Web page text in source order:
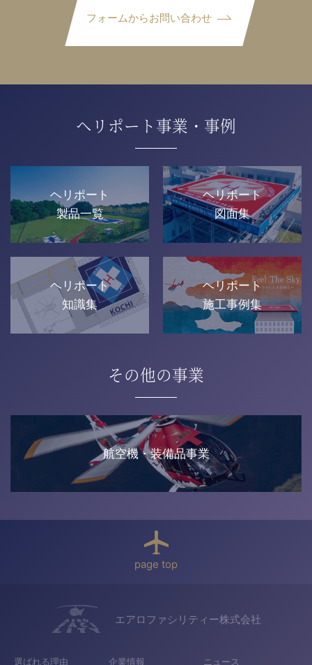
フォームからお問い合わせ
ヘリポート事業・事例
ヘリポート
製品一覧
ヘリポート
図面集
ヘリポート
知識集
ヘリポート
施工事例集
その他の事業
航空機・装備品事業
page top
エアロファシリティー株式会社
選ばれる理由 企業情報 ニュース